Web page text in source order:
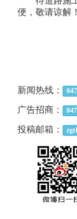
便，敬请谅解！
新闻热线：
广告招商：
投稿邮箱：